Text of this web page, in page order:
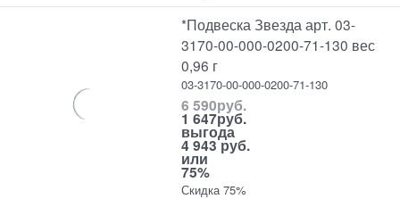
*Подвеска Звезда арт. 03-
3170-00-000-0200-71-130 вес
0,96 г
03-3170-00-000-0200-71-130
6 590руб.
1 647руб.
выгода
4 943 руб.
или
75%
Скидка 75%